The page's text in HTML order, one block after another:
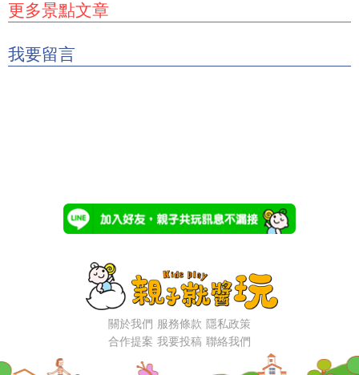
更多景點文章
我要留言
關於我們 服務條款 隱私政策
合作提案 我要投稿 聯絡我們